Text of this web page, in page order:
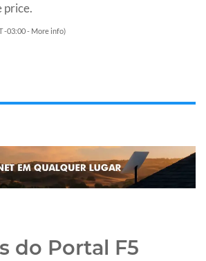
price.
-03:00 - More info)
do Portal F5